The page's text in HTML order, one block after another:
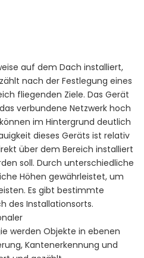
auf dem Dach installiert,
nach der Festlegung eines
fliegenden Ziele. Das Gerät
verbundene Netzwerk hoch
im Hintergrund deutlich
dieses Geräts ist relativ
über dem Bereich installiert
soll. Durch unterschiedliche
Höhen gewährleistet, um
Es gibt bestimmte
des Installationsorts.
werden Objekte in ebenen
Kantenerkennung und